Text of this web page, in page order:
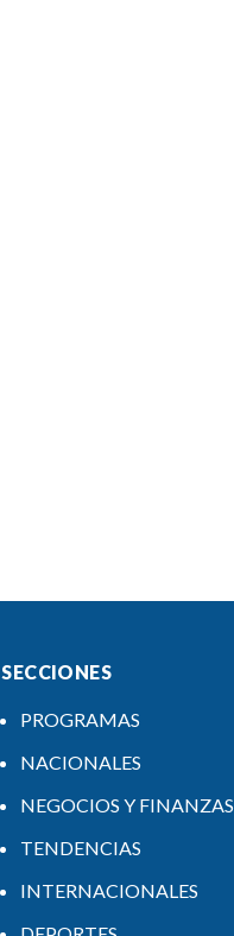
SECCIONES
PROGRAMAS
NACIONALES
NEGOCIOS Y FINANZAS
TENDENCIAS
INTERNACIONALES